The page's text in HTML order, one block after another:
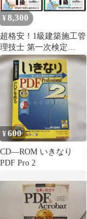
¥8,300
超格安！1級建築施工管
理技士 第一次検定
DVD12枚 PDFテキスト
付き
¥600
CD―ROM いきなり
PDF Pro 2